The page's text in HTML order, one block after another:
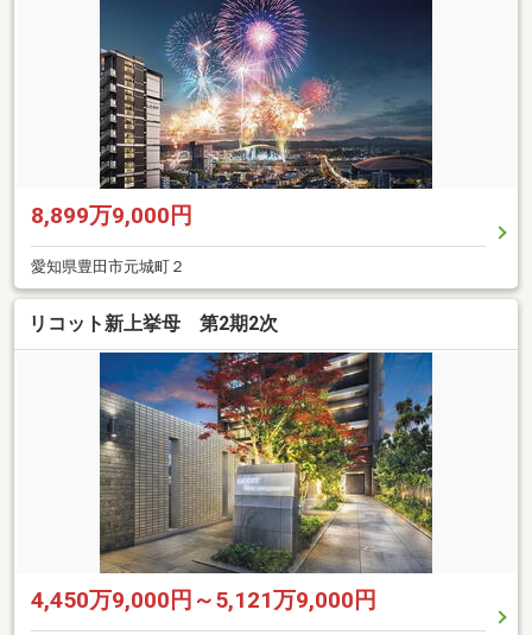
8,899万9,000円
愛知県豊田市元城町２
リコット新上挙母 第2期2次
4,450万9,000円～5,121万9,000円